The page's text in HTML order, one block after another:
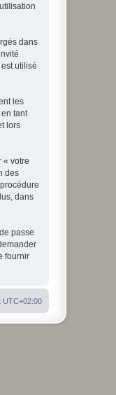
dans
utilisé
les
tant
lors
« votre
des
dans
passe
fournir
UTC+02:00